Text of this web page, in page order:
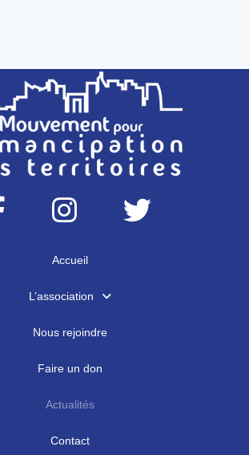
Accueil
L’association
Nous rejoindre
Faire un don
Actualités
Contact